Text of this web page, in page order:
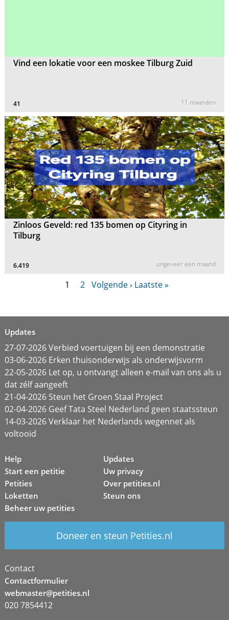
Vind een lokatie voor een moskee Tilburg Zuid
41 11 maanden
Zinloos Geveld: red 135 bomen op Cityring in
Tilburg
6.419 ongeveer een maand
1 2 Volgende › Laatste »
Updates
27-07-2026 Verbied voertuigen bij een demonstratie
03-06-2026 Erken thuisonderwijs als onderwijsvorm
22-05-2026 Let op, u ontvangt alleen e-mail van ons als u
dat zélf aangeeft
21-04-2026 Steun het Groen Staal Project
02-04-2026 Geef Tata Steel Nederland geen staatssteun
14-03-2026 Verklaar het Nederlands wegennet als
voltooid
Help
Start een petitie
Petities
Loketten
Beheer uw petities
Updates
Uw privacy
Over petities.nl
Steun ons
Doneer en steun Petities.nl
Contact
Contactformulier
webmaster@petities.nl
020 7854412